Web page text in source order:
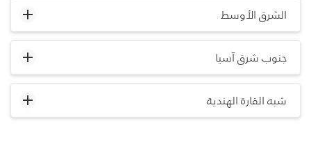
الشرق الأوسط
جنوب شرق آسيا
شبه القارة الهندية